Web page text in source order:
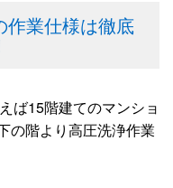
作業仕様は徹底
ば15階建てのマンショ
の階より高圧洗浄作業